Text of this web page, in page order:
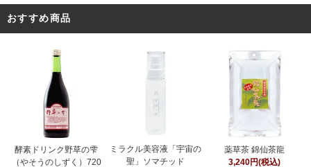
おすすめ商品
酵素ドリンク野草の雫
（やそうのしずく）720
ミラクル美容液「宇宙の
聖」ソマチッド
薬草茶 錦仙茶龍
3,240円(税込)